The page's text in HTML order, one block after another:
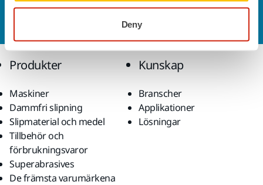
Deny
Vill du veta mer?Kontakta ossså besvarar vår
kundservice gärna dina frågor.
Produkter
Maskiner
Dammfri slipning
Slipmaterial och medel
Tillbehör och
förbrukningsvaror
Superabrasives
De främsta varumärkena
Kunskap
Branscher
Applikationer
Lösningar